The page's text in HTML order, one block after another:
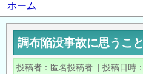
移
パ
ン
く
ず
ホーム
調布陥没事故に思うこと
投稿者 匿名投稿者 | 投稿日時